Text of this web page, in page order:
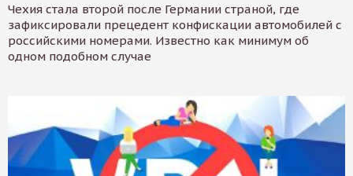
Чехия стала второй после Германии страной, где
зафиксировали прецедент конфискации автомобилей с
российскими номерами. Известно как минимум об
одном подобном случае